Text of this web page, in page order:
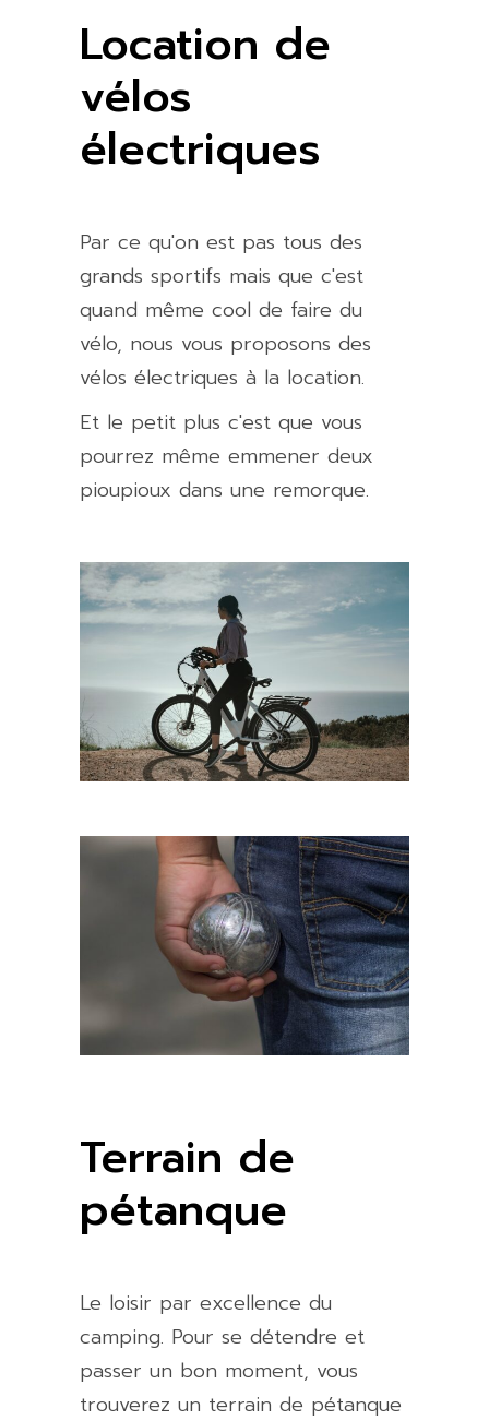
Location de
vélos
électriques
Par ce qu'on est pas tous des
grands sportifs mais que c'est
quand même cool de faire du
vélo, nous vous proposons des
vélos électriques à la location.
Et le petit plus c'est que vous
pourrez même emmener deux
pioupioux dans une remorque.
Terrain de
pétanque
Le loisir par excellence du
camping. Pour se détendre et
passer un bon moment, vous
trouverez un terrain de pétanque